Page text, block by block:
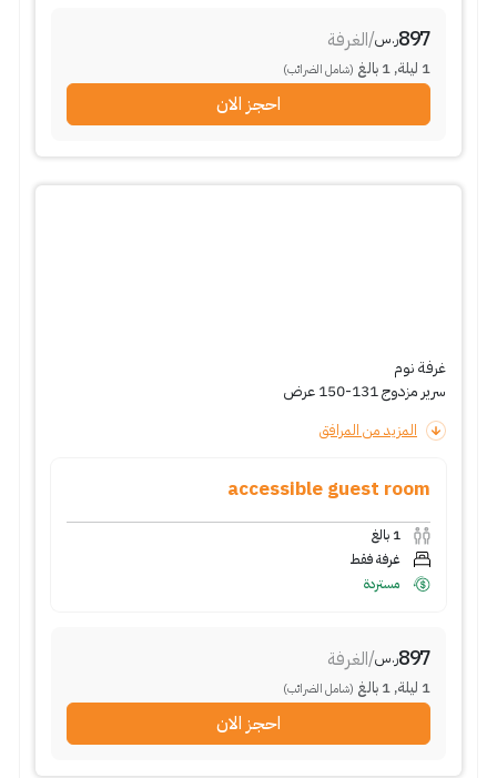
897ر.س/الغرفة
1 ليلة,
1 بالغ (شامل الضرائب)
احجز الان
غرفة نوم
سرير مزدوج 131-150 عرض
المزيد من المرافق
accessible guest room
1 بالغ
غرفة فقط
مستردة
897ر.س/الغرفة
1 ليلة,
1 بالغ (شامل الضرائب)
احجز الان